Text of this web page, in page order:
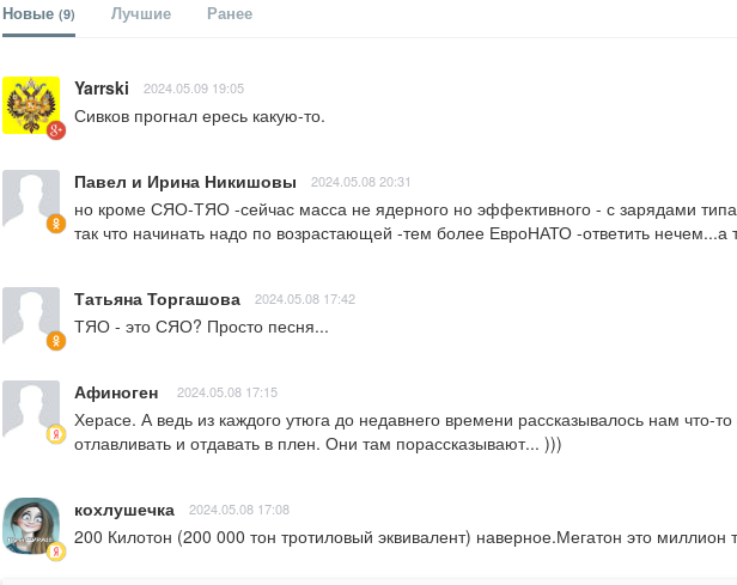
Новые (9) Лучшие Ранее
Yarrski 2024.05.09 19:05
Сивков прогнал ересь какую-то.
Павел и Ирина Никишовы 2024.05.08 20:31
но кроме СЯО-ТЯО -сейчас масса не ядерного но эффективного - с зарядами
так что начинать надо по возрастающей -тем более ЕвроНАТО -ответить нечем...а
Татьяна Торгашова 2024.05.08 17:42
ТЯО - это СЯО? Просто песня...
Афиноген 2024.05.08 17:15
Херасе. А ведь из каждого утюга до недавнего времени рассказывалось нам
отлавливать и отдавать в плен. Они там порассказывают... )))
кохлушечка 2024.05.08 17:08
200 Килотон (200 000 тон тротиловый эквивалент) наверное.Мегатон это миллион